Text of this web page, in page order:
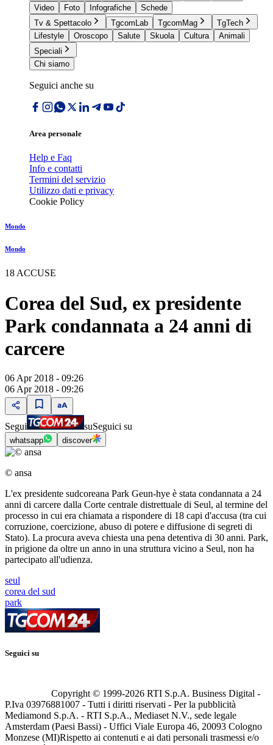
Video
Foto Infografiche
Schede
Tv & Spettacolo
TgcomLab TgcomMag
TgTech
Lifestyle
Oroscopo Salute Skuola Cultura
Animali
Speciali
Chi siamo
Seguici anche su
Area personale
Help e Faq
Info e contatti
Termini del servizio
Utilizzo dati e privacy
Cookie Policy
Mondo
Mondo
18 ACCUSE
Corea del Sud, ex presidente
Park condannata a 24 anni di
carcere
06 Apr 2018 - 09:26
06 Apr 2018 - 09:26
Segui suSeguici su
whatsapp discover
© ansa
L'ex presidente sudcoreana Park Geun-hye è stata condannata a 24
anni di carcere dalla Corte centrale distrettuale di Seul, al termine del
processo in cui era chiamata a rispondere di 18 capi d'accusa (tra cui
corruzione, coercizione, abuso di potere e diffusione di segreti di
Stato). La procura aveva chiesta una pena detentiva di 30 anni. Park,
in prigione da oltre un anno in una struttura vicino a Seul, non ha
partecipato all'udienza.
seul
corea del sud
park
Seguici su
Copyright © 1999-2026 RTI S.p.A. Business Digital -
P.Iva 03976881007 - Tutti i diritti riservati - Per la pubblicità
Mediamond S.p.A. - RTI S.p.A., Mediaset N.V., sede legale
Amsterdam (Paesi Bassi) - Uffici Viale Europa 46, 20093 Cologno
Monzese (MI)Rispetto ai contenuti e ai dati personali trasmessi e/o